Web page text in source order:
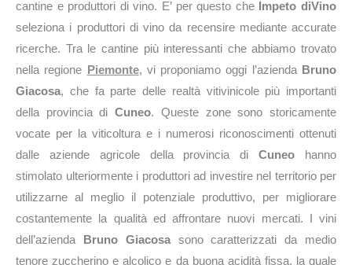
cantine e produttori di vino. E’ per questo che Impeto diVino
seleziona i produttori di vino da recensire mediante accurate
ricerche. Tra le cantine più interessanti che abbiamo trovato
nella regione Piemonte, vi proponiamo oggi l’azienda Bruno
Giacosa, che fa parte delle realtà vitivinicole più importanti
della provincia diCuneo. Queste zone sono storicamente
vocate per la viticoltura e i numerosi riconoscimenti ottenuti
dalle aziende agricole della provincia diCuneo hanno
stimolato ulteriormente i produttori ad investire nel territorio per
utilizzarne al meglio il potenziale produttivo, per migliorare
costantemente la qualità ed affrontare nuovi mercati. I vini
dell’azienda Bruno Giacosasono caratterizzati da medio
tenore zuccherino e alcolico e da buona acidità fissa, la quale